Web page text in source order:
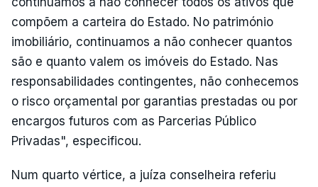
compõem a carteira do Estado. No património
imobiliário, continuamos a não conhecer quantos
são e quanto valem os imóveis do Estado. Nas
responsabilidades contingentes, não conhecemos
o risco orçamental por garantias prestadas ou por
encargos futuros com as Parcerias Público
Privadas", especificou.
Num quarto vértice, a juíza conselheira referiu